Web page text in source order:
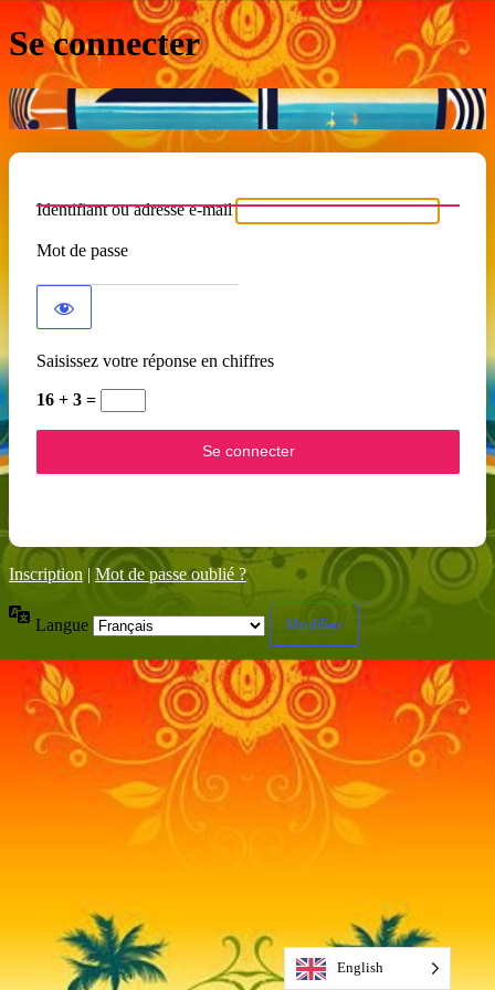
Se connecter
Identifiant ou adresse e-mail
Mot de passe
Saisissez votre réponse en chiffres
16 + 3 =
Inscription | Mot de passe oublié ?
Langue
English